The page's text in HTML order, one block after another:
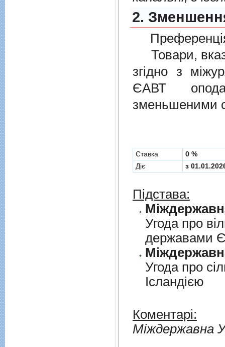
2.
Товари,
згiдно з
ЄАВТ
зменьшеними
Cтавка
0 %
Діє
з
Підстава:
Угода про
державами
Угода про
Iсландiєю
Коментарі:
Мiждержавна